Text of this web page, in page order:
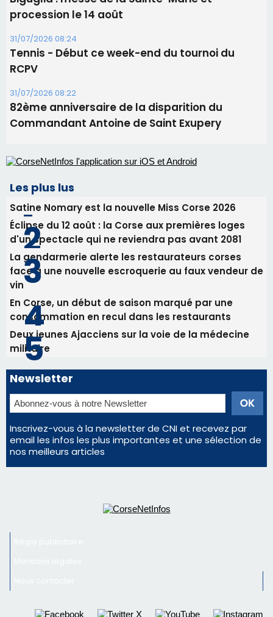
procession le 14 août
31/07/2026 08:24
Tennis - Début ce week-end du tournoi du
RCPV
31/07/2026 08:22
82ème anniversaire de la disparition du
Commandant Antoine de Saint Exupery
Les plus lus
Satine Nomary est la nouvelle Miss Corse 2026
Éclipse du 12 août : la Corse aux premières loges
d'un spectacle qui ne reviendra pas avant 2081
La gendarmerie alerte les restaurateurs corses
face à une nouvelle escroquerie au faux vendeur de
vin
En Corse, un début de saison marqué par une
consommation en recul dans les restaurants
Deux jeunes Ajacciens sur la voie de la médecine
militaire
Newsletter
Inscrivez-vous à la newsletter de CNI et recevez par
email les infos les plus importantes et une sélection de
nos meilleurs articles